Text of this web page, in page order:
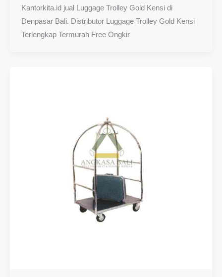
Kantorkita.id jual Luggage Trolley Gold Kensi di
Denpasar Bali. Distributor Luggage Trolley Gold Kensi
Terlengkap Termurah Free Ongkir